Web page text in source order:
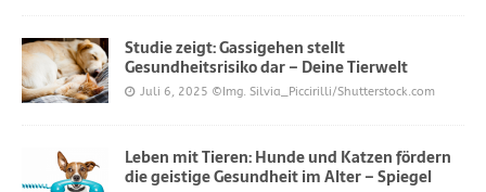
Studie zeigt: Gassigehen stellt
Gesundheitsrisiko dar – Deine Tierwelt
Juli 6, 2025 ©Img. Silvia_Piccirilli/Shutterstock.com
Leben mit Tieren: Hunde und Katzen fördern
die geistige Gesundheit im Alter – Spiegel